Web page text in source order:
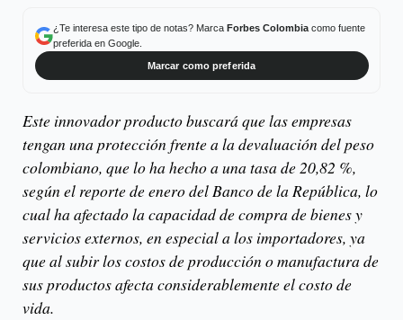
¿Te interesa este tipo de notas? Marca Forbes Colombiacomo fuente
preferida en Google.
Marcar como preferida
Este innovador producto buscará que las empresas
tengan una protección frente a la devaluación del peso
colombiano, que lo ha hecho a una tasa de 20,82 %,
según el reporte de enero del Banco de la República, lo
cual ha afectado la capacidad de compra de bienes y
servicios externos, en especial a los importadores, ya
que al subir los costos de producción o manufactura de
sus productos afecta considerablemente el costo de
vida.